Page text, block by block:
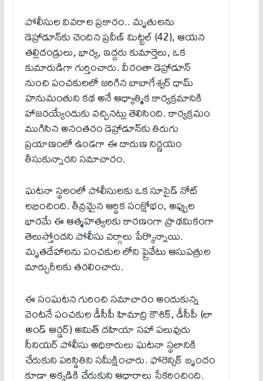
పోలీసుల వివరాల ప్రకారం.. మృతులను
డెహ్రాడూన్‌కు చెందిన ప్రవీణ్ మిట్టల్ (42), ఆయన
తల్లిదండ్రులు, భార్య, ఇద్దరు కుమార్తెలు, ఒక
కుమారుడిగా గుర్తించారు. వీరంతా డెహ్రాడూన్
నుంచి పంచకులలో జరిగిన బాబాగేశ్వర్ ధామ్
హనుమంతుని కథ అనే ఆధ్యాత్మిక కార్యక్రమానికి
హాజరయ్యేందుకు వచ్చినట్లు తెలిసింది. కార్యక్రమం
ముగిసిన అనంతరం డెహ్రాడూన్‌కు తిరుగు
ప్రయాణంలో ఉండగా ఈ దారుణ నిర్ణయం
తీసుకున్నారని సమాచారం.
ఘటనా స్థలంలో పోలీసులకు ఒక సూసైడ్ నోట్
లభించింది. తీవ్రమైన ఆర్థిక సంక్షోభం, అప్పుల
భారమే ఈ ఆత్మహత్యలకు కారణంగా ప్రాథమికంగా
తెలుస్తోందని పోలీసు వర్గాలు పేర్కొన్నాయి.
మృతదేహాలను పంచకుల లోని ప్రైవేటు ఆసుపత్రుల
మార్చురీలకు తరలించారు.
ఈ సంఘటన గురించి సమాచారం అందుకున్న
వెంటనే పంచకుల డీసీపీ హిమాద్రి కౌశిక్, డీసీపీ (లా
అండ్ ఆర్డర్) అమిత్ దహియా సహా పలువురు
సీనియర్ పోలీసు అధికారులు ఘటనా స్థలానికి
చేరుకుని పరిస్థితిని సమీక్షించారు. ఫోరెన్సిక్ బృందం
కూడా అక్కడికి చేరుకుని ఆధారాలు సేకరించింది.